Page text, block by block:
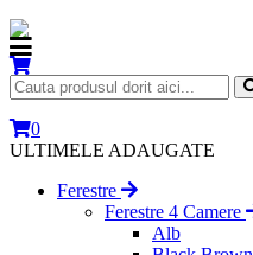
0
ULTIMELE ADAUGATE
Ferestre
Ferestre 4 Camere
Alb